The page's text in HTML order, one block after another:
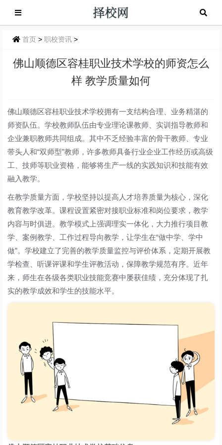
首页 >职校资讯 >
佛山顺德区容桂职业技术学校的师资怎么
样 教学质量如何
佛山顺德区容桂职业技术学校拥有一支结构合理、业务精湛的
师资队伍。学校教师队伍由专业理论课教师、实训指导教师和
企业兼职教师共同组成。其中不乏经验丰富的骨干教师、专业
带头人和“双师型”教师，许多教师具备行业企业工作经历或高级
工、技师等职业资格，能够将生产一线的实践知识和技能有效
融入教学。
在教学质量方面，学校坚持以提高人才培养质量为核心，深化
教育教学改革。课程设置紧密对接职业标准和岗位要求，教学
内容与时俱进。教学模式上强调理实一体化，大力推行项目教
学、案例教学、工作过程导向教学，让学生在“做中学、学中
做”。学校建立了完善的教学质量监控与评价体系，定期开展教
学检查、听课评课和学生评教活动，保障教学规范有序。近年
来，师生在各级各类职业技能竞赛中屡获佳绩，充分体现了扎
实的教学成效和学生的技能水平。